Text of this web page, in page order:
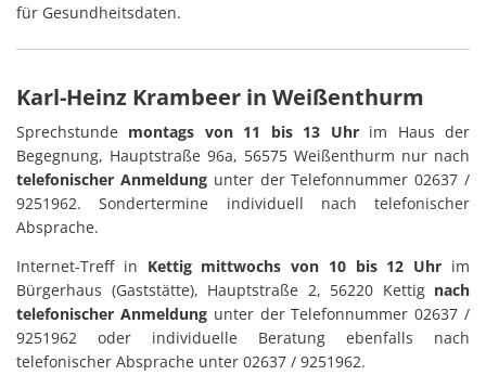
für Gesundheitsdaten.
Karl-Heinz Krambeer in Weißenthurm
Sprechstunde montags von 11 bis 13 Uhr im Haus der
Begegnung, Hauptstraße 96a, 56575 Weißenthurm nur nach
telefonischer Anmeldungunter der Telefonnummer 02637 /
9251962. Sondertermine individuell nach telefonischer
Absprache.
Internet-Treff in Kettig mittwochs von 10 bis 12 Uhr im
Bürgerhaus (Gaststätte), Hauptstraße 2, 56220 Kettig nach
telefonischer Anmeldung unter der Telefonnummer 02637 /
9251962 oder individuelle Beratung ebenfalls nach
telefonischer Absprache unter 02637 / 9251962.